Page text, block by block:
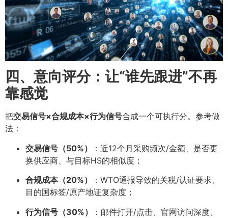
四、意向评分：让“谁先跟进”不再
靠感觉
把交易信号×合规成本×行为信号合成一个可执行分。参考做
法：
交易信号（50%）
：近12个月采购频次/金额、是否更
换供应商、与目标HS的相似度；
合规成本（20%）
：WTO通报导致的关税/认证要求、
目的国标签/原产地证复杂度；
行为信号（30%）
：邮件打开/点击、官网访问深度、